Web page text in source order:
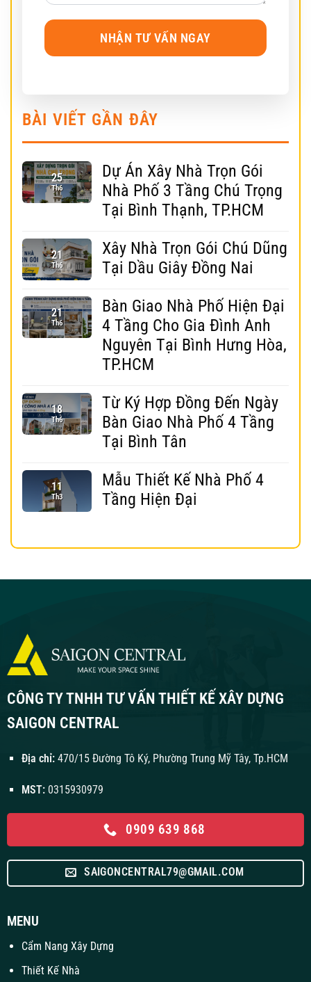
BÀI VIẾT GẦN ĐÂY
25
Th6
Dự Án Xây Nhà Trọn Gói
Nhà Phố 3 Tầng Chú Trọng
Tại Bình Thạnh, TP.HCM
21
Th6
Xây Nhà Trọn Gói Chú Dũng
Tại Dầu Giây Đồng Nai
21
Th6
Bàn Giao Nhà Phố Hiện Đại
4 Tầng Cho Gia Đình Anh
Nguyên Tại Bình Hưng Hòa,
TP.HCM
18
Th6
Từ Ký Hợp Đồng Đến Ngày
Bàn Giao Nhà Phố 4 Tầng
Tại Bình Tân
11
Th3
Mẫu Thiết Kế Nhà Phố 4
Tầng Hiện Đại
CÔNG TY TNHH TƯ VẤN THIẾT KẾ XÂY DỰNG
SAIGON CENTRAL
Địa chỉ:470/15 Đường Tô Ký, Phường Trung Mỹ Tây, Tp.HCM
MST: 0315930979
0909 639 868
SAIGONCENTRAL79@GMAIL.COM
MENU
Cẩm Nang Xây Dựng
Thiết Kế Nhà